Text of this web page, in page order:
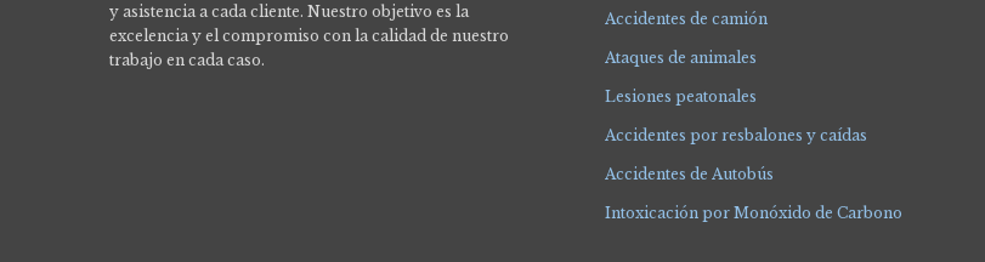
y asistencia a cada cliente. Nuestro objetivo es la
excelencia y el compromiso con la calidad de nuestro
trabajo en cada caso.
Accidentes de camión
Ataques de animales
Lesiones peatonales
Accidentes por resbalones y caídas
Accidentes de Autobús
Intoxicación por Monóxido de Carbono